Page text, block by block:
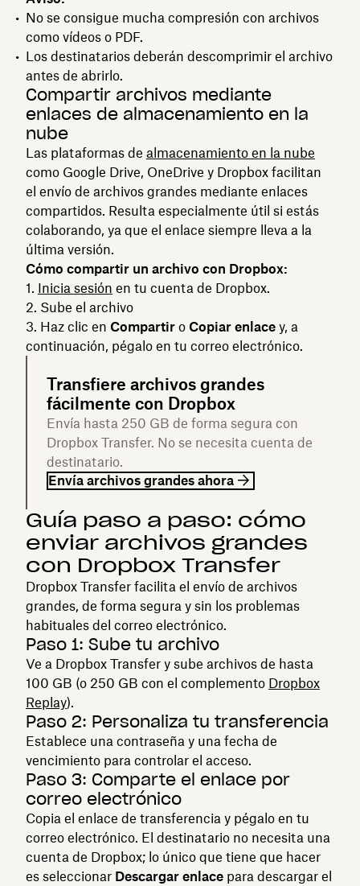
No se consigue mucha compresión con archivos
como vídeos o PDF.
Los destinatarios deberán descomprimir el archivo
antes de abrirlo.
Compartir archivos mediante
enlaces de almacenamiento en la
nube
Las plataformas de almacenamiento en la nube
como Google Drive, OneDrive y Dropbox facilitan
el envío de archivos grandes mediante enlaces
compartidos. Resulta especialmente útil si estás
colaborando, ya que el enlace siempre lleva a la
última versión.
Cómo compartir un archivo con Dropbox:
Inicia sesión en tu cuenta de Dropbox.
Sube el archivo
Haz clic en Compartir o Copiar enlace y, a
continuación, pégalo en tu correo electrónico.
Transfiere archivos grandes
fácilmente con Dropbox
Envía hasta 250 GB de forma segura con
Dropbox Transfer. No se necesita cuenta de
destinatario.
Envía archivos grandes ahora
Guía paso a paso: cómo
enviar archivos grandes
con Dropbox Transfer
Dropbox Transfer facilita el envío de archivos
grandes, de forma segura y sin los problemas
habituales del correo electrónico.
Paso 1: Sube tu archivo
Ve a Dropbox Transfer y sube archivos de hasta
100 GB (o 250 GB con el complemento Dropbox
Replay).
Paso 2: Personaliza tu transferencia
Establece una contraseña y una fecha de
vencimiento para controlar el acceso.
Paso 3: Comparte el enlace por
correo electrónico
Copia el enlace de transferencia y pégalo en tu
correo electrónico. El destinatario no necesita una
cuenta de Dropbox; lo único que tiene que hacer
es seleccionar Descargar enlace para descargar el